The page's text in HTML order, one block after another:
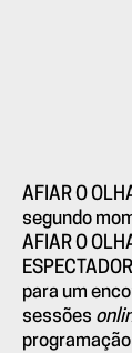
AFIAR O
segundo
AFIAR O
para um
sessões